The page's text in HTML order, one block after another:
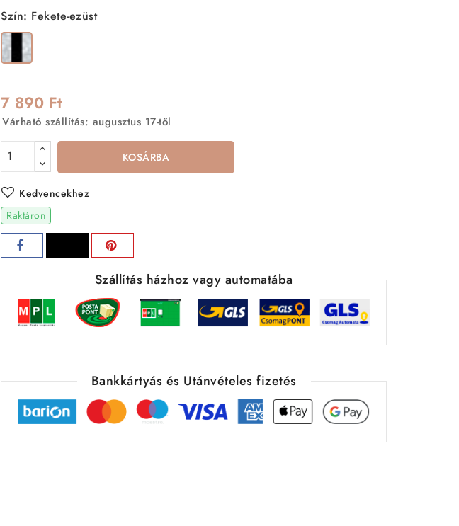
Szín: Fekete-ezüst
Fekete-
ezüst
7 890 Ft
Várható szállítás: augusztus 17-től
KOSÁRBA
Kedvencekhez
Raktáron
Szállítás házhoz vagy automatába
Bankkártyás és Utánvételes fizetés